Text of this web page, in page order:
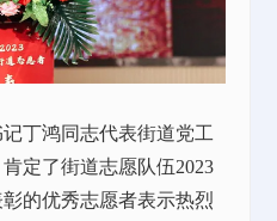
鸿同志代表街道党工
定了街道志愿队伍2023
的优秀志愿者表示热烈